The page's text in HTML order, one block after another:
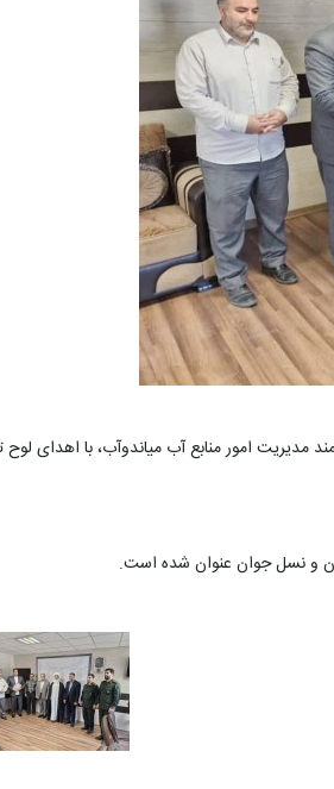
امور منابع آب میاندوآب، با اهدای
و نسل جوان عنوان شده است.